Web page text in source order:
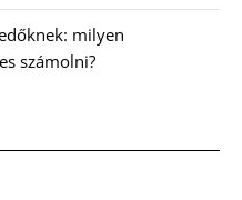
milyen
számolni?